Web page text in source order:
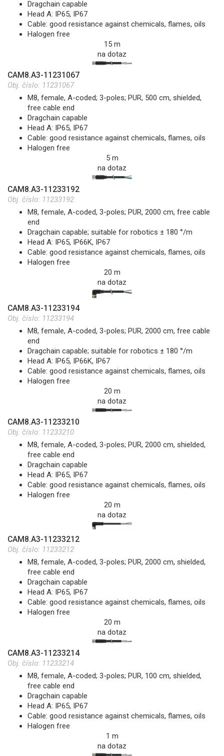
Dragchain capable
Head A: IP65, IP67
Cable: good resistance against chemicals, flames, oils
Halogen free
15 m
na dotaz
CAM8.A3-11231067
Obj. číslo: 11231067
M8, female, A-coded; 3-poles; PUR, 500 cm, shielded,
free cable end
Dragchain capable
Head A: IP65, IP67
Cable: good resistance against chemicals, flames, oils
Halogen free
5 m
na dotaz
CAM8.A3-11233192
Obj. číslo: 11233192
M8, female, A-coded, 3-poles; PUR, 2000 cm, free cable
end
Dragchain capable; suitable for robotics ± 180 °/m
Head A: IP65, IP66K, IP67
Cable: good resistance against chemicals, flames, oils
Halogen free
20 m
na dotaz
CAM8.A3-11233194
Obj. číslo: 11233194
M8, female, A-coded, 3-poles; PUR, 2000 cm, free cable
end
Dragchain capable; suitable for robotics ± 180 °/m
Head A: IP65, IP66K, IP67
Cable: good resistance against chemicals, flames, oils
Halogen free
20 m
na dotaz
CAM8.A3-11233210
Obj. číslo: 11233210
M8, female, A-coded, 3-poles; PUR, 2000 cm, shielded,
free cable end
Dragchain capable
Head A: IP65, IP67
Cable: good resistance against chemicals, flames, oils
Halogen free
20 m
na dotaz
CAM8.A3-11233212
Obj. číslo: 11233212
M8, female, A-coded, 3-poles; PUR, 2000 cm, shielded,
free cable end
Dragchain capable
Head A: IP65, IP67
Cable: good resistance against chemicals, flames, oils
Halogen free
20 m
na dotaz
CAM8.A3-11233214
Obj. číslo: 11233214
M8, female, A-coded; 3-poles; PUR, 100 cm, shielded,
free cable end
Dragchain capable
Head A: IP65, IP67
Cable: good resistance against chemicals, flames, oils
Halogen free
1 m
na dotaz